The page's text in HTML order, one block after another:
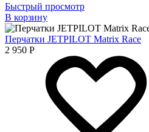
Быстрый просмотр
В корзину
Перчатки JETPILOT Matrix Race
2 950 Р